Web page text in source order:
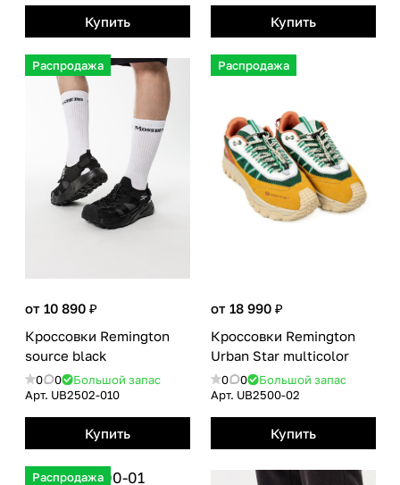
Купить Купить
Распродажа
от 10 890 ₽
Кроссовки Remington
source black
0 0
Большой запас
Арт. UB2502-010
Купить
Распродажа
от 18 990 ₽
Кроссовки Remington
Urban Star multicolor
0 0
Большой запас
Арт. UB2500-02
Купить
Распродажа